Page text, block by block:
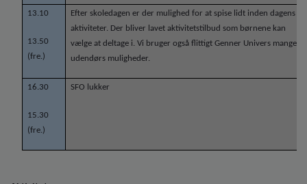
13.10
13.50
(fre.)
Efter skoledagen er der mulighed for at spise lidt inden dagens
aktiviteter. Der bliver lavet aktivitetstilbud som børnene kan
vælge at deltage i. Vi bruger også flittigt Genner Univers mange
udendørs muligheder.
16.30
15.30
(fre.)
SFO lukker